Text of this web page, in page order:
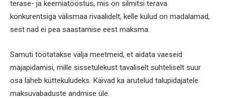
terase- ja keemiatööstus, mis on silmitsi terava
konkurentsiga välismaa rivaalidelt, kelle kulud on madalamad,
sest nad ei pea saastamise eest maksma.
Samuti töötatakse välja meetmeid, et aidata vaeseid
majapidamisi, mille sissetulekust tavaliselt suhteliselt suur
osa läheb küttekuludeks. Käivad ka arutelud talupidajatele
maksuvabaduste andmise üle.